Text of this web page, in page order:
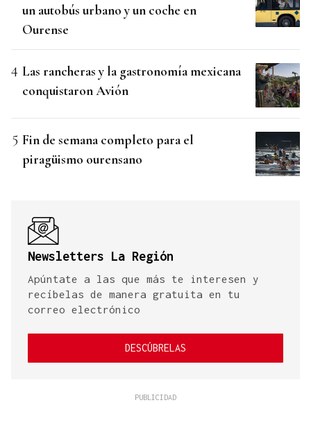
un autobús urbano y un coche en
Ourense
Las rancheras y la gastronomía mexicana
conquistaron Avión
Fin de semana completo para el
piragüismo ourensano
Newsletters La Región
Apúntate a las que más te interesen y
recíbelas de manera gratuita en tu
correo electrónico
DESCÚBRELAS